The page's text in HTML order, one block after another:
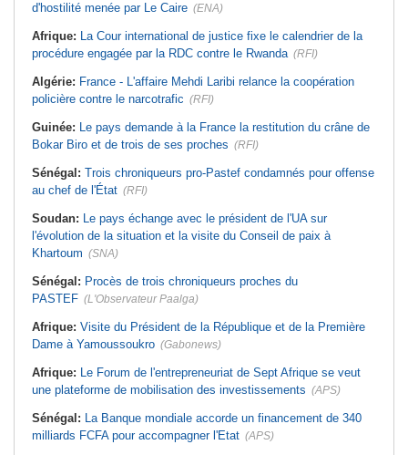
d'hostilité menée par Le Caire (ENA)
Afrique: La Cour international de justice fixe le calendrier de la
procédure engagée par la RDC contre le Rwanda (RFI)
Algérie: France - L'affaire Mehdi Laribi relance la coopération
policière contre le narcotrafic (RFI)
Guinée: Le pays demande à la France la restitution du crâne de
Bokar Biro et de trois de ses proches (RFI)
Sénégal: Trois chroniqueurs pro-Pastef condamnés pour offense
au chef de l'État (RFI)
Soudan: Le pays échange avec le président de l'UA sur
l'évolution de la situation et la visite du Conseil de paix à
Khartoum (SNA)
Sénégal: Procès de trois chroniqueurs proches du
PASTEF (L'Observateur Paalga)
Afrique: Visite du Président de la République et de la Première
Dame à Yamoussoukro (Gabonews)
Afrique: Le Forum de l'entrepreneuriat de Sept Afrique se veut
une plateforme de mobilisation des investissements (APS)
Sénégal: La Banque mondiale accorde un financement de 340
milliards FCFA pour accompagner l'Etat (APS)